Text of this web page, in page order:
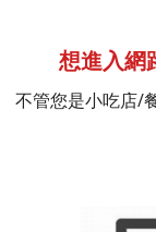
想進入網
不管您是小吃店/